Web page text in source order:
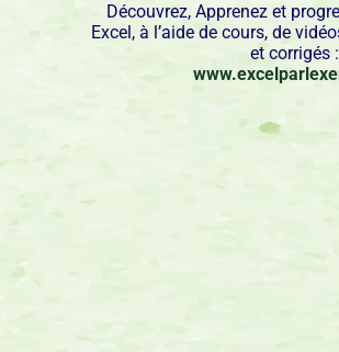
Découvrez, Apprenez et
Excel, à l’aide de cours, de
et corrigés :